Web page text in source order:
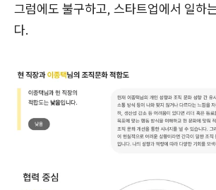
그럼에도 불구하고, 스타트업에서 일하
다.